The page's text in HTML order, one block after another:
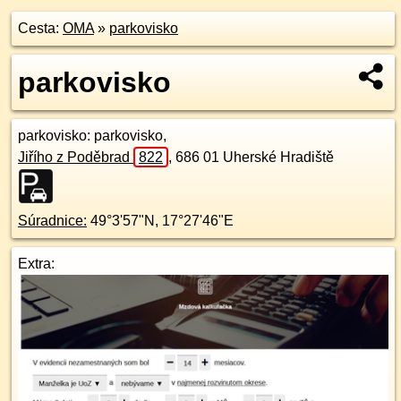
Cesta: OMA» parkovisko
parkovisko
parkovisko: parkovisko,
Jiřího z Poděbrad
822 , 686 01 Uherské Hradiště
Súradnice: 49°3'57"N , 17°27'46"E
Extra: